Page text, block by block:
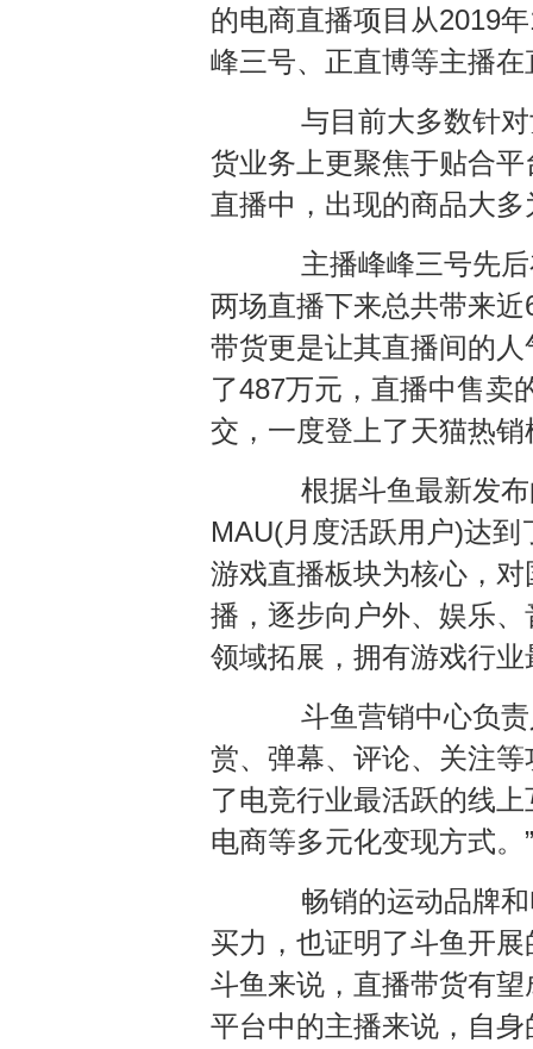
的电商直播项目从2019
峰三号、正直博等主播
与目前大多数针对
货业务上更聚焦于贴合
直播中，出现的商品大
主播峰峰三号先后
两场直播下来总共带来
带货更是让其直播间的
了487万元，直播中售卖
交，一度登上了天猫热
根据斗鱼最新发布
MAU(月度活跃用户)达
游戏直播板块为核心，
播，逐步向户外、娱乐
领域拓展，拥有游戏行
斗鱼营销中心负责
赏、弹幕、评论、关注
了电竞行业最活跃的线
电商等多元化变现方式。”
畅销的运动品牌和
买力，也证明了斗鱼开
斗鱼来说，直播带货有
平台中的主播来说，自